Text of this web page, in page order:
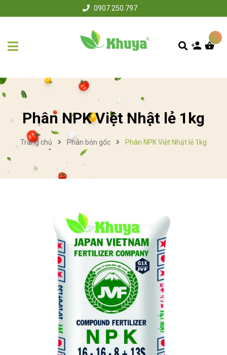
0907.250.797
Phân NPK Việt Nhật lẻ 1kg
Trang chủ Phân bón gốc Phân NPK Việt Nhật lẻ 1kg